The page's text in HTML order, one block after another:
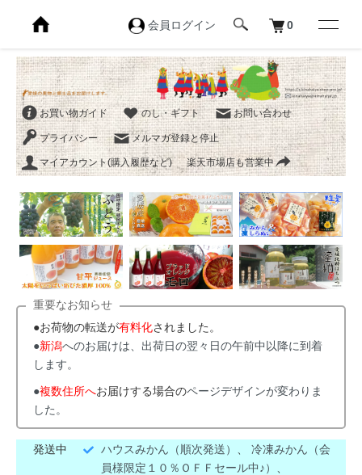
会員ログイン 0
お買い物ガイド のし・ギフト お問い合わせ
プライバシー メルマガ登録と停止
マイアカウント(購入履歴など) 楽天市場店も営業中
重要なお知らせ
●お荷物の転送が有料化されました。
●新潟へのお届けは、出荷日の翌々日の午前中以降に到着
します。
●複数住所へお届けする場合のページデザインが変わりま
した。
発送中 ハウスみかん（順次発送） 、冷凍みかん（会
員様限定１０％ＯＦＦセール中♪）